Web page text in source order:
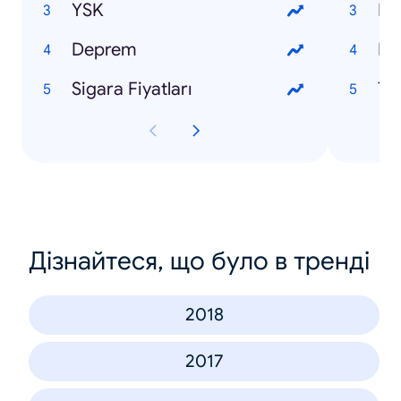
YSK
Deprem
Sigara Fiyatları
Дізнайтеся, що було в тренді
2018
2017